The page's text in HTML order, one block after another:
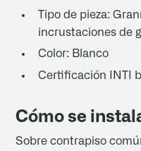
Tipo de pieza:
incrustaciones de
Color: Blanco
Certificación INTI
Cómo se
Sobre contrapiso